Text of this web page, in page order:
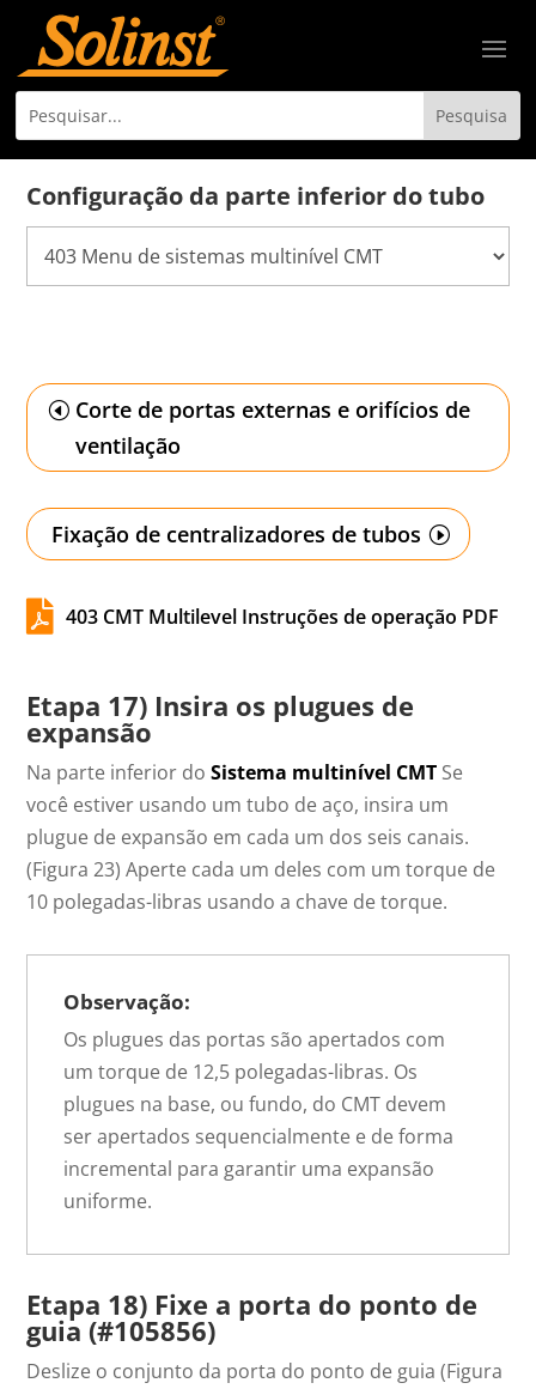
Configuração da parte inferior do tubo
Corte de portas externas e orifícios de
ventilação
Fixação de centralizadores de tubos
 403 CMT Multilevel Instruções de operação PDF
Etapa 17) Insira os plugues de
expansão
Na parte inferior do Sistema multinível CMT Se
você estiver usando um tubo de aço, insira um
plugue de expansão em cada um dos seis canais.
(Figura 23) Aperte cada um deles com um torque de
10 polegadas-libras usando a chave de torque.
Observação:
Os plugues das portas são apertados com
um torque de 12,5 polegadas-libras. Os
plugues na base, ou fundo, do CMT devem
ser apertados sequencialmente e de forma
incremental para garantir uma expansão
uniforme.
Etapa 18) Fixe a porta do ponto de
guia (#105856)
Deslize o conjunto da porta do ponto de guia (Figura